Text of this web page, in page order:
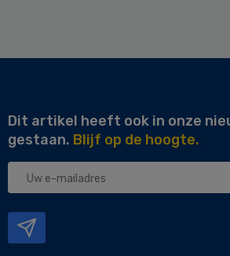
Dit artikel heeft ook in onze
gestaan. Blijf op de hoogte.
Uw